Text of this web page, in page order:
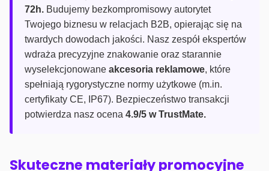
72h. Budujemy bezkompromisowy autorytet
Twojego biznesu w relacjach B2B, opierając się na
twardych dowodach jakości. Nasz zespół ekspertów
wdraża precyzyjne znakowanie oraz starannie
wyselekcjonowane akcesoria reklamowe, które
spełniają rygorystyczne normy użytkowe (m.in.
certyfikaty CE, IP67). Bezpieczeństwo transakcji
potwierdza nasz ocena 4.9/5 w TrustMate.
Skuteczne materiały promocyjne